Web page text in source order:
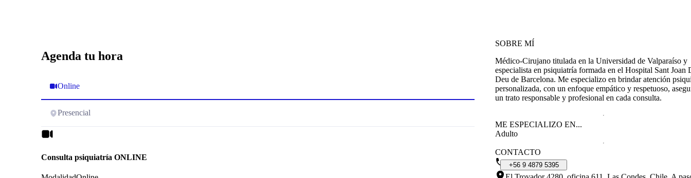
Agenda tu hora
Online
Presencial
Consulta psiquiatría ONLINE
SOBRE MÍ
Médico-Cirujano titulada en la Universidad de Valparaíso y
especialista en psiquiatría formada en el Hospital Sant Joan
Deu de Barcelona. Me especializo en brindar atención
personalizada, con un enfoque empático y respetuoso,
un trato responsable y profesional en cada consulta.
ME ESPECIALIZO EN...
Adulto
CONTACTO
+56 9 4879 5395